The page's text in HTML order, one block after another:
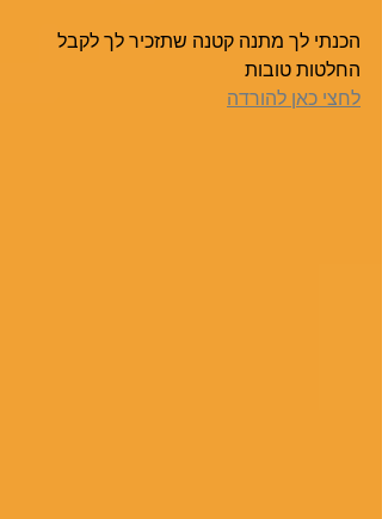
הכנתי לך מתנה קטנה שתזכיר לך לקבל
החלטות טובות
לחצי כאן להורדה